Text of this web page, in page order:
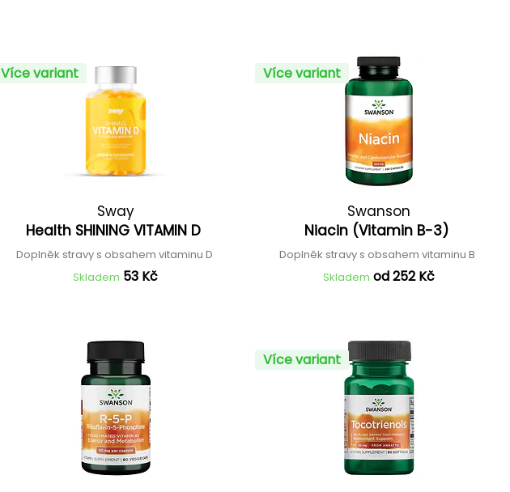
Více variant
Sway
Health SHINING VITAMIN D
Doplněk stravy s obsahem vitaminu D
Skladem 53 Kč
Více variant
Swanson
Niacin (Vitamin B-3)
Doplněk stravy s obsahem vitaminu B
Skladem od 252 Kč
Více variant